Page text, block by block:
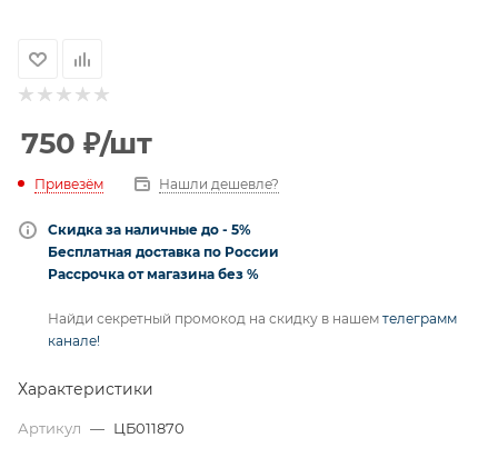
750 ₽/шт
Привезём Нашли дешевле?
Скидка за наличные до - 5%
Бесплатная доставка по России
Рассрочка от магазина без %
Найди секретный промокод на скидку в нашем телеграмм
канале!
Характеристики
Артикул — ЦБ011870